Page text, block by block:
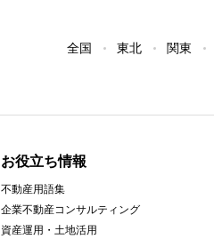
全国 東北 関東
お役立ち情報
不動産用語集
企業不動産コンサルティング
資産運用・土地活用